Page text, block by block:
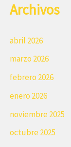
Archivos
abril 2026
marzo 2026
febrero 2026
enero 2026
noviembre 2025
octubre 2025